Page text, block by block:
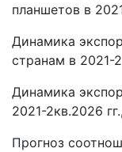
планшетов в
Динамика
странам в 2021-
Динамика
2021-2кв.2026
Прогноз